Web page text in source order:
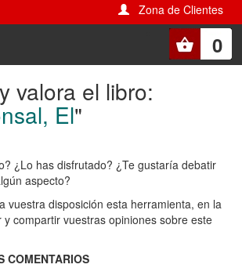
Zona de Clientes
0
valora el libro:
El"
¿Lo has disfrutado? ¿Te gustaría debatir
aspecto?
vuestra disposición esta herramienta, en la
compartir vuestras opiniones sobre este
COMENTARIOS